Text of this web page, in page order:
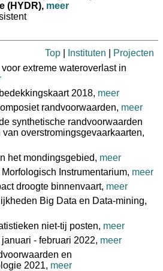
(HYDR), meer
Top Instituten
Projecten
extreme wateroverlast in
2018, meer
randvoorwaarden, meer
synthetische randvoorwaarden
overstromingsgevaarkaarten,
het mondingsgebied, meer
Instrumentarium, meer
droogte binnenvaart, meer
Big Data en Data-mining,
niet-tij posten, meer
- februari 2022, meer
en
2021, meer